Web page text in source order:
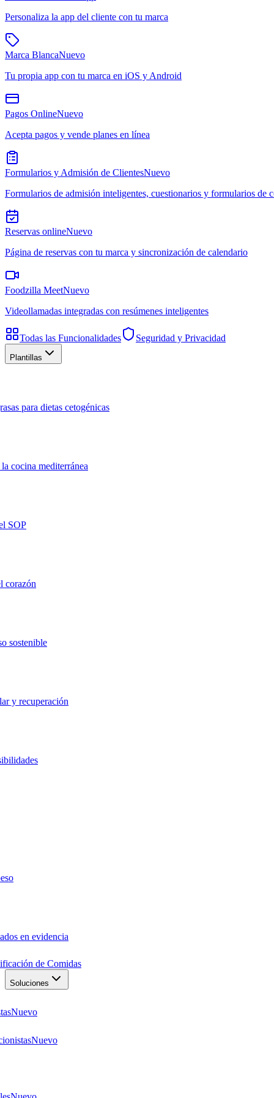
Personaliza la app del cliente con tu marca
Marca BlancaNuevo
Tu propia app con tu marca en iOS y Android
Pagos OnlineNuevo
Acepta pagos y vende planes en línea
Formularios y Admisión de ClientesNuevo
Formularios de admisión inteligentes, cuestionarios y formularios de
Reservas onlineNuevo
Página de reservas con tu marca y sincronización de calendario
Foodzilla MeetNuevo
Videollamadas integradas con resúmenes inteligentes
Todas las Funcionalidades Seguridad y Privacidad
Plantillas
para dietas cetogénicas
cocina mediterránea
SOP
corazón
sostenible
y recuperación
en evidencia
de Comidas
Soluciones
Nuevo
Nuevo